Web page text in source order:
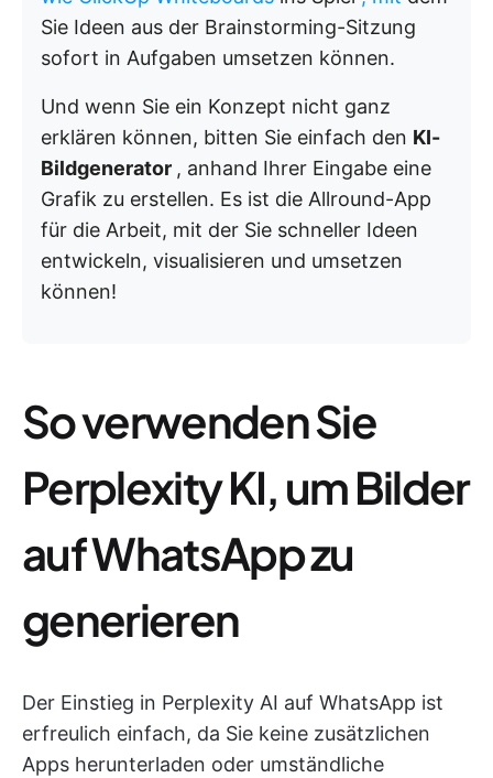
Sie Ideen aus der Brainstorming-Sitzung
sofort in Aufgaben umsetzen können.
Und wenn Sie ein Konzept nicht ganz
erklären können, bitten Sie einfach den KI-
Bildgenerator , anhand Ihrer Eingabe eine
Grafik zu erstellen. Es ist die Allround-App
für die Arbeit, mit der Sie schneller Ideen
entwickeln, visualisieren und umsetzen
können!
So verwenden Sie
Perplexity KI, um Bilder
auf WhatsApp zu
generieren
Der Einstieg in Perplexity AI auf WhatsApp ist
erfreulich einfach, da Sie keine zusätzlichen
Apps herunterladen oder umständliche